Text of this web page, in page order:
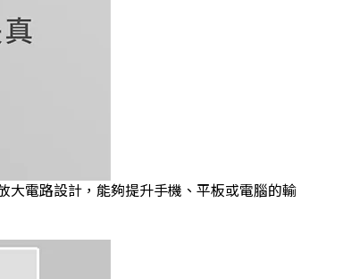
大電路設計，能夠提升手機、平板或電腦的輸